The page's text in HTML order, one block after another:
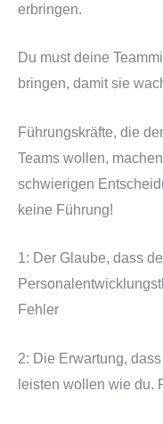
erbringen.
Du must deine
bringen, damit sie
Führungskräfte, die
Teams wollen,
schwierigen
keine Führung!
1: Der Glaube, dass
Fehler
2: Die Erwartung,
leisten wollen wie du.